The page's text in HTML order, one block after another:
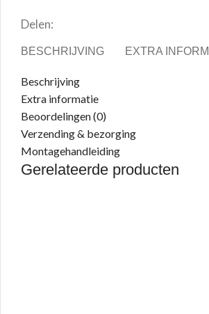
Delen:
BESCHRIJVING EXTRA
Beschrijving
Extra informatie
Beoordelingen (0)
Verzending & bezorging
Montagehandleiding
Gerelateerde producten